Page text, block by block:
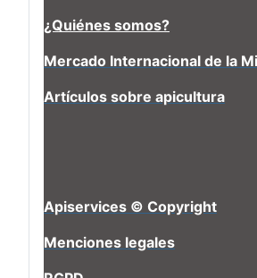
¿Quiénes somos?
Mercado Internacional de la
Artículos sobre apicultura
Apiservices © Copyright
Menciones legales